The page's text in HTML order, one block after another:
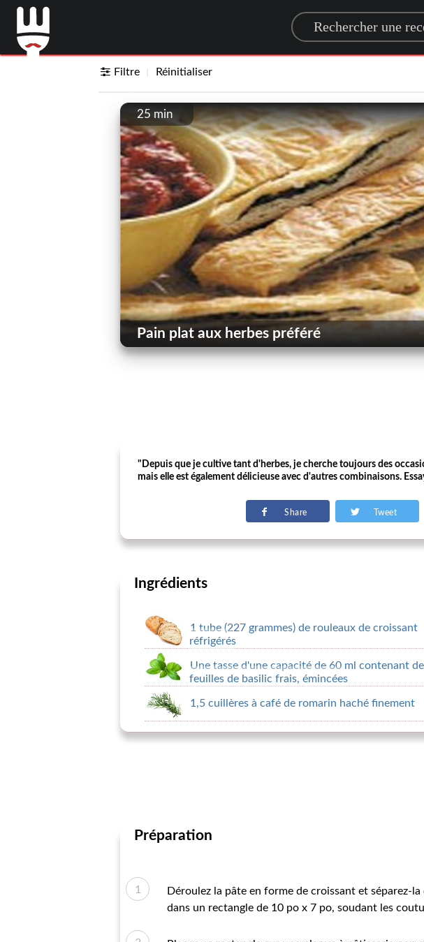
Search for a
Filtre Réinitialiser
25 min
Pain plat aux herbes préféré
"Depuis que je cultive tant d'herbes, je cherche toujours des
mais elle est également délicieuse avec d'autres combinaisons.
Share Tweet
Ingrédients
1 tube (227 grammes) de rouleaux de croissant
réfrigérés
Une tasse d'une capacité de 60 ml contenant
feuilles de basilic frais, émincées
1,5 cuillères à café de romarin haché finement
Préparation
Déroulez la pâte en forme de croissant et séparez-
dans un rectangle de 10 po x 7 po, soudant les